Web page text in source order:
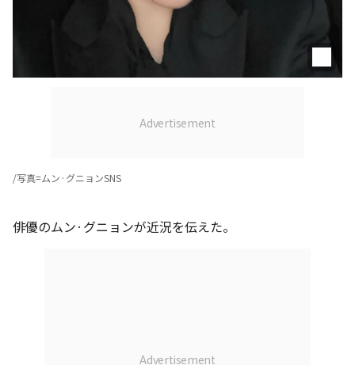
/写真=ムン·グニョンSNS
俳優のムン·グニョンが近況を伝えた。